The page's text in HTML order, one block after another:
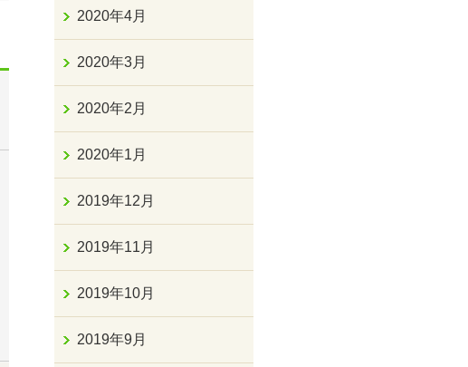
2020年4月
2020年3月
2020年2月
2020年1月
2019年12月
2019年11月
2019年10月
2019年9月